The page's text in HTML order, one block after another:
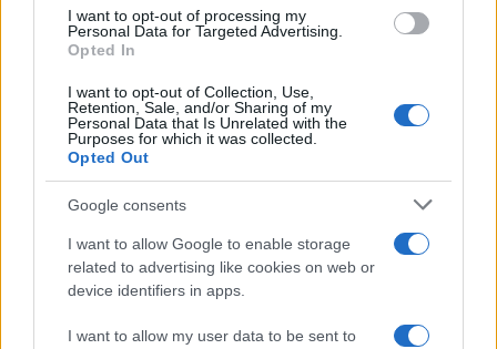
I want to opt-out of processing my
Personal Data for Targeted Advertising.
Opted In
I want to opt-out of Collection, Use,
Retention, Sale, and/or Sharing of my
Personal Data that Is Unrelated with the
Purposes for which it was collected.
Opted Out
Google consents
I want to allow Google to enable storage
related to advertising like cookies on web or
device identifiers in apps.
I want to allow my user data to be sent to
Πιο σχολιασμένα
Έφυγαν οι συνεργάτες, μένει η Μαρία
Καρυστιανού - Η επόμενη μέρα για την
«Ελπίδα για τη Δημοκρατία»
130 Canadair 515: Οι πρώτες εικόνες από την
κατασκευή του αεροσκάφους που θα
φωτιάς
Marfin: Η 46χρονη πήρε προθεσμία για
να απολογηθεί την Τρίτη – «Είναι αθώα,
100.000 άτομα»